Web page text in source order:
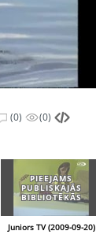
(0) (0)
PIEEJAMS
PUBLISKAJĀS
BIBLIOTĒKĀS
Juniors TV (2009-09-20)